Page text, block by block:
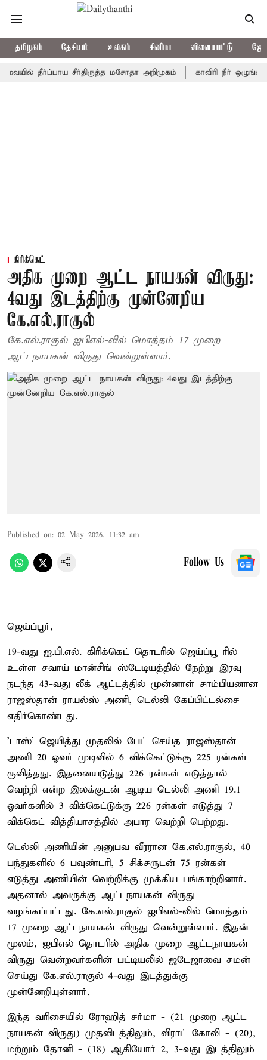
தமிழகம் தேசியம் உலகம் சினிமா விளையாட்டு
தீர்ப்பாய சீர்திருத்த மசோதா அறிமுகம் காவிரி நீர் ஒழுங்காற்று
கிரிக்கெட்
அதிக முறை ஆட்ட நாயகன் விருது:
4வது இடத்திற்கு முன்னேறிய
கே.எல்.ராகுல்
கே.எல்.ராகுல் ஐபிஎல்-லில் மொத்தம் 17 முறை
ஆட்டநாயகன் விருது வென்றுள்ளார்.
Published on: 02 May 2026, 11:32 am
Follow Us
ஜெய்ப்பூர்,
19-வது ஐ.பி.எல். கிரிக்கெட் தொடரில் ஜெய்ப்பூ ரில்
உள்ள சவாய் மான்சிங் ஸ்டேடியத்தில் நேற்று இரவு
நடந்த 43-வது லீக் ஆட்டத்தில் முன்னாள் சாம்பியனான
ராஜஸ்தான் ராயல்ஸ் அணி, டெல்லி கேப்பிட்டல்சை
எதிர்கொண்டது.
'டாஸ்' ஜெயித்து முதலில் பேட் செய்த ராஜஸ்தான்
அணி 20 ஓவர் முடிவில் 6 விக்கெட்டுக்கு 225 ரன்கள்
குவித்தது. இதனையடுத்து 226 ரன்கள் எடுத்தால்
வெற்றி என்ற இலக்குடன் ஆடிய டெல்லி அணி 19.1
ஓவர்களில் 3 விக்கெட்டுக்கு 226 ரன்கள் எடுத்து 7
விக்கெட் வித்தியாசத்தில் அபார வெற்றி பெற்றது.
டெல்லி அணியின் அனுபவ வீரரான கே.எல்.ராகுல், 40
பந்துகளில் 6 பவுண்டரி, 5 சிக்சருடன் 75 ரன்கள்
எடுத்து அணியின் வெற்றிக்கு முக்கிய பங்காற்றினார்.
அதனால் அவருக்கு ஆட்டநாயகன் விருது
வழங்கப்பட்டது. கே.எல்.ராகுல் ஐபிஎல்-லில் மொத்தம்
17 முறை ஆட்டநாயகன் விருது வென்றுள்ளார். இதன்
மூலம், ஐபிஎல் தொடரில் அதிக முறை ஆட்டநாயகன்
விருது வென்றவர்களின் பட்டியலில் ஜடேஜாவை சமன்
செய்து கே.எல்.ராகுல் 4-வது இடத்துக்கு
முன்னேறியுள்ளார்.
இந்த வரிசையில் ரோஹித் சர்மா - (21 முறை ஆட்ட
நாயகன் விருது) முதலிடத்திலும், விராட் கோலி - (20),
மற்றும் தோனி - (18) ஆகியோர் 2, 3-வது இடத்திலும்